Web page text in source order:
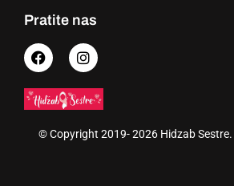
Pratite nas
© Copyright 2019- 2026 Hidzab